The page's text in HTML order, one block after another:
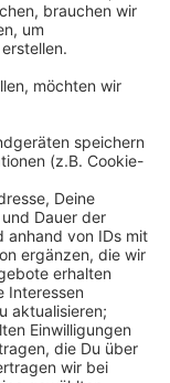
Woche nicht
weitere
aktuell 849
hat der Kreis
Es gibt
Jahre alte
sind an
Beginn der
Euskirchen.
beim
hervor.
Kreis